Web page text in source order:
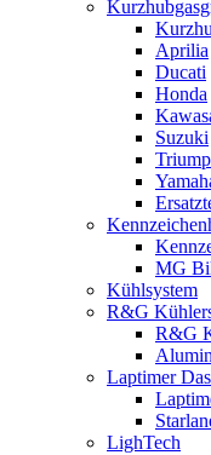
Aprilia
Ducati
Honda
Suzuki
MG
Kühlsystem
R&G
R&G
Laptimer
LighTech